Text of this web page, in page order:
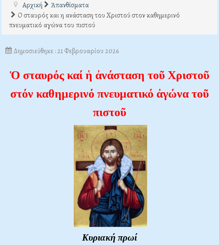
Αρχική
Ἀπανθίσματα
Ο σταυρός και η ανάσταση του Χριστού στον καθημερινό
πνευματικό αγώνα του πιστού
Δημοσιεύθηκε : 21 Φεβρουαρίου 2026
Ὁ σταυρός καί ἡ ἀνάσταση τοῦ Χριστοῦ
στόν καθημερινό πνευματικό ἀγώνα τοῦ
πιστοῦ
Κυριακή πρωί